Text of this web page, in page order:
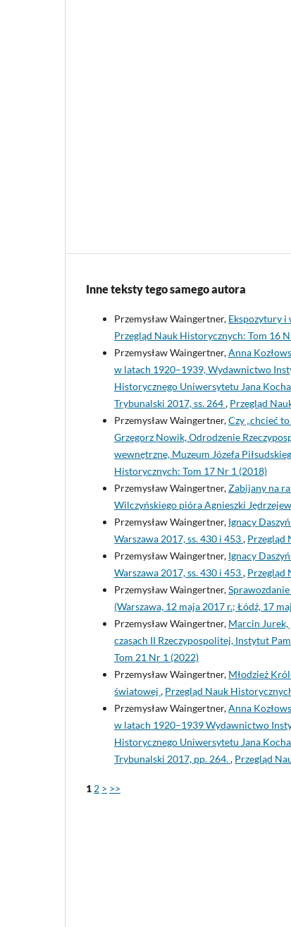
Inne teksty tego samego autora
Przemysław Waingertner, Ekspozytury i
Przegląd Nauk Historycznych: Tom 16
Przemysław Waingertner,Anna
w latach 1920–1939, Wydawnictwo
Historycznego Uniwersytetu Jana
Trybunalski 2017, ss. 264, Przegląd
Przemysław Waingertner,Czy „chcieć
Grzegorz Nowik, Odrodzenie
wewnętrzne, Muzeum Józefa
Historycznych: Tom 17 Nr 1 (2018)
Przemysław Waingertner,Zabijany na
Wilczyńskiego pióra Agnieszki
Przemysław Waingertner, Ignacy
Warszawa 2017, ss. 430 i 453, Przegląd
Przemysław Waingertner, Ignacy
Warszawa 2017, ss. 430 i 453, Przegląd
Przemysław Waingertner,
(Warszawa, 12 maja 2017 r.; Łódź, 17
Przemysław Waingertner, Marcin Jurek,
czasach II Rzeczypospolitej, Instytut
Tom 21 Nr 1 (2022)
Przemysław Waingertner, Młodzież
światowej , Przegląd Nauk
Przemysław Waingertner,Anna
w latach 1920–1939 Wydawnictwo
Historycznego Uniwersytetu Jana
Trybunalski 2017, pp. 264., Przegląd
1 2 > >>